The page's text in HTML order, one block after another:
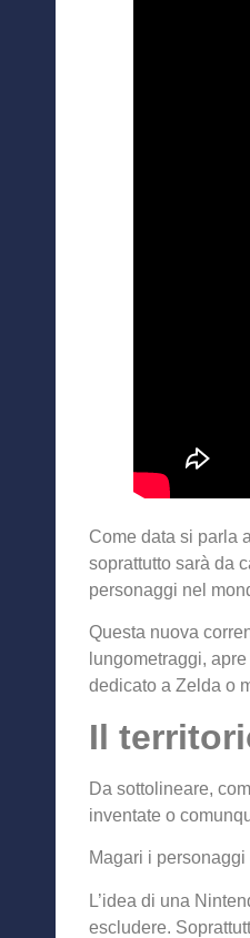
Come data si parla
soprattutto sarà da
personaggi nel
Questa nuova
lungometraggi,
dedicato a Zelda o
Il
Da sottolineare,
inventate o
Magari i
L’idea di una
escludere.